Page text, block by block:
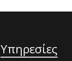
Υπηρεσίες